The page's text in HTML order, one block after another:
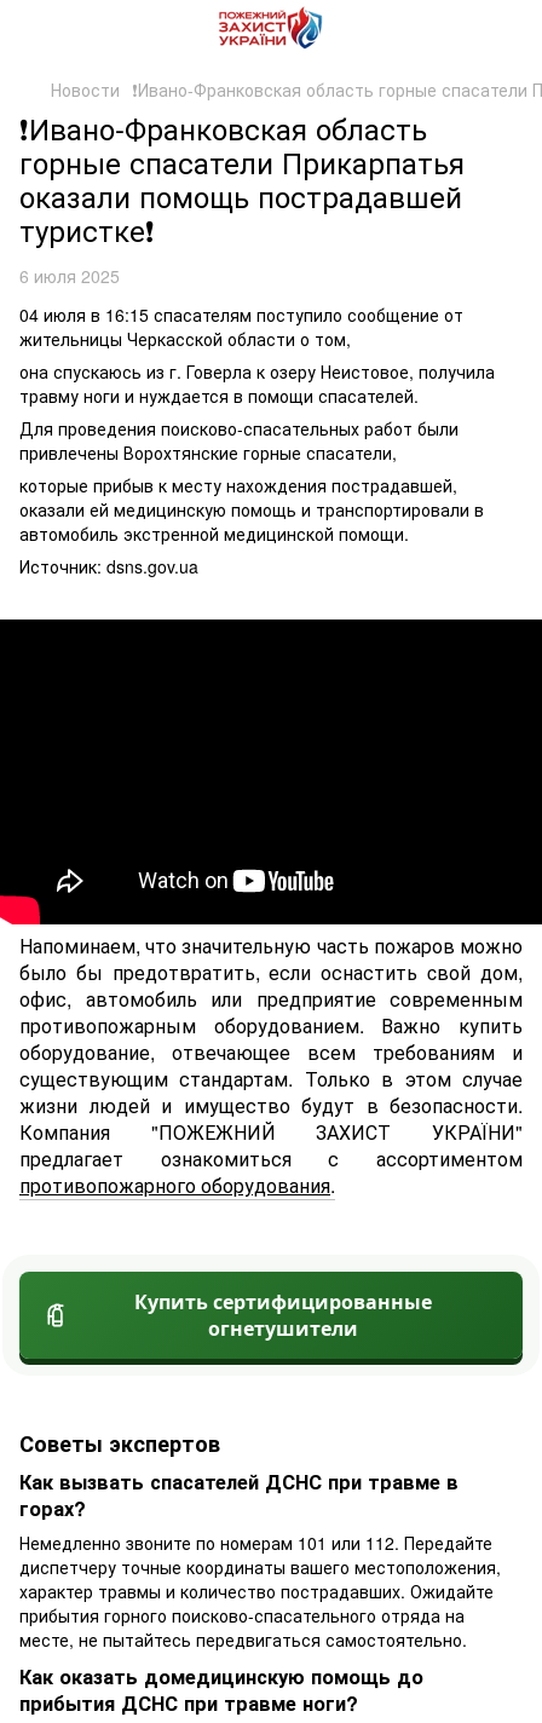
Новости ❗️Ивано-Франковская область горные
❗️Ивано-Франковская область
горные спасатели Прикарпатья
оказали помощь пострадавшей
туристке❗️
6 июля 2025
04 июля в 16:15 спасателям поступило сообщение от
жительницы Черкасской области о том,
она спускаюсь из г. Говерла к озеру Неистовое, получила
травму ноги и нуждается в помощи спасателей.
Для проведения поисково-спасательных работ были
привлечены Ворохтянские горные спасатели,
которые прибыв к месту нахождения пострадавшей,
оказали ей медицинскую помощь и транспортировали в
автомобиль экстренной медицинской помощи.
Источник: dsns.gov.ua
Напоминаем, что значительную часть пожаров можно
было бы предотвратить, если оснастить cвой дом,
офис, автомобиль или предприятие современным
противопожарным оборудованием. Важно купить
оборудование, отвечающее всем требованиям и
существующим стандартам. Только в этом случае
жизни людей и имущество будут в безопасности.
Компания "ПОЖЕЖНИЙ ЗАХИСТ УКРАЇНИ"
предлагает ознакомиться с ассортиментом
противопожарного оборудования.
Купить сертифицированные
огнетушители
Советы экспертов
Как вызвать спасателей ДСНС при травме в
горах?
Немедленно звоните по номерам 101 или 112. Передайте
диспетчеру точные координаты вашего местоположения,
характер травмы и количество пострадавших. Ожидайте
прибытия горного поисково-спасательного отряда на
месте, не пытайтесь передвигаться самостоятельно.
Как оказать домедицинскую помощь до
прибытия ДСНС при травме ноги?